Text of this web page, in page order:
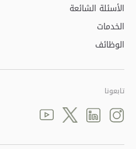
الأسئلة الشائعة
الخدمات
الوظائف
تابعونا
instagram
linkedin
Twitter
Youtube